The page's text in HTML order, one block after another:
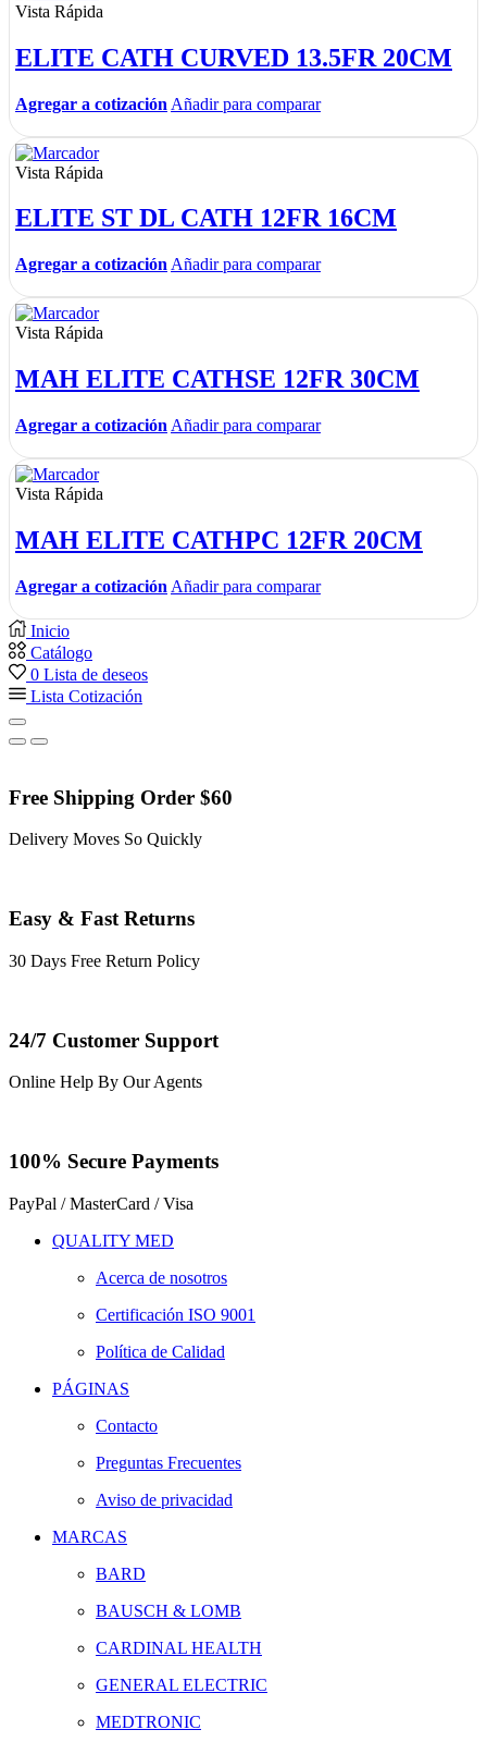
Vista Rápida
ELITE CATH CURVED 13.5FR 20CM
Agregar a cotización Añadir para comparar
Vista Rápida
ELITE ST DL CATH 12FR 16CM
Agregar a cotización Añadir para comparar
Vista Rápida
MAH ELITE CATHSE 12FR 30CM
Agregar a cotización Añadir para comparar
Vista Rápida
MAH ELITE CATHPC 12FR 20CM
Agregar a cotización Añadir para comparar
Inicio
Catálogo
0 Lista de deseos
Lista Cotización
Free Shipping Order $60
Delivery Moves So Quickly
Easy & Fast Returns
30 Days Free Return Policy
24/7 Customer Support
Online Help By Our Agents
100% Secure Payments
PayPal / MasterCard / Visa
QUALITY MED
Acerca de nosotros
Certificación ISO 9001
Política de Calidad
PÁGINAS
Contacto
Preguntas Frecuentes
Aviso de privacidad
MARCAS
BARD
BAUSCH & LOMB
CARDINAL HEALTH
GENERAL ELECTRIC
MEDTRONIC